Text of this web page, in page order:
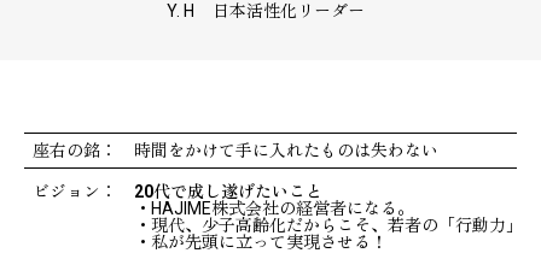
Y. H 日本活性化リーダー
座右の銘： 時間をかけて手に入れたものは失わない
ビジョン：
20代で成し遂げたいこと
・HAJIME株式会社の経営者になる。
・現代、少子高齢化だからこそ、若者の「行動力」
・私が先頭に立って実現させる！